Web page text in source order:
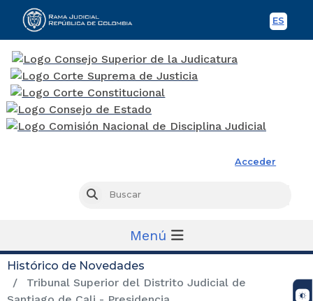
ES
Acceder
Buscar
Menú
Histórico de Novedades
Tribunal Superior del Distrito Judicial de